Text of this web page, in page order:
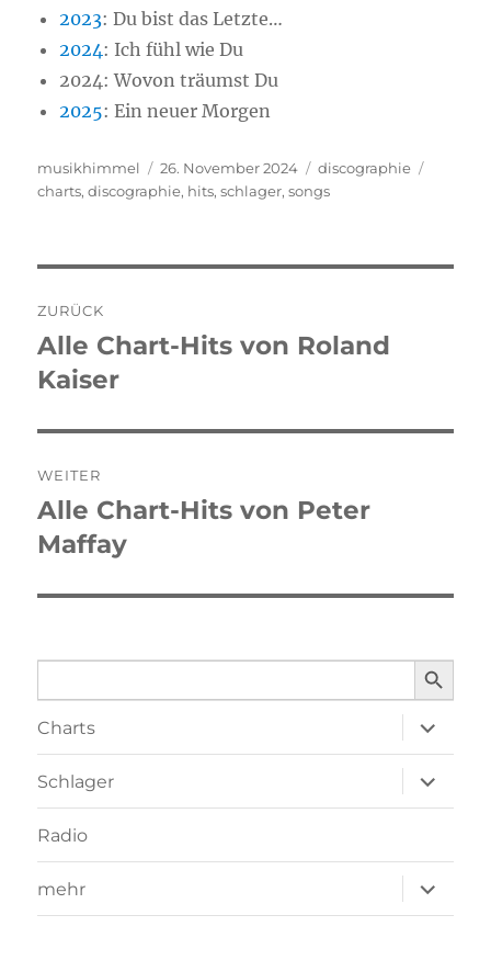
2023: Du bist das Letzte…
2024: Ich fühl wie Du
2024: Wovon träumst Du
2025: Ein neuer Morgen
Autor
musikhimmel
Veröffentlicht
am
26. November 2024 Kategorien
discographie
charts,discographie, hits,schlager,songs
ZURÜCK
Vorheriger
Beitrag:
Alle Chart-Hits von Roland
Kaiser
WEITER
Nächster
Beitrag:
Alle Chart-Hits von Peter
Maffay
Search
SEARCH
Charts
öffnen
Schlager
öffnen
Radio
mehr
öffnen